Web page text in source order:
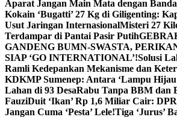
Aparat Jangan Main Mata dengan
Kokain ‘Bugatti’ 27 Kg di Giligenting:
Usut Jaringan InternasionalMisteri 27
Terdampar di Pantai Pasir Putih
GANDENG BUMN-SWASTA,
SIAP ‘GO INTERNATIONAL’!Solusi
Ramli Kedepankan Mekanisme dan
KDKMP Sumenep: Antara ‘Lampu
Lahan di 93 DesaRabu Tanpa BBM dan
FauziDuit ‘Ikan’ Rp 1,6 Miliar Cair:
Jangan Cuma ‘Pesta’ Lele!Tiga ‘Jurus’